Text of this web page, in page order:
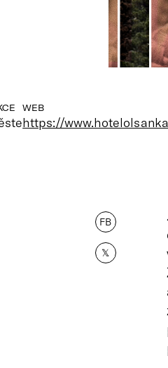
WEB
https://
FB
𝕏